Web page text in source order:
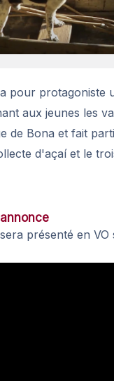
pour protagoniste
aux jeunes les
de Bona et fait
d'açaí et le
présenté en